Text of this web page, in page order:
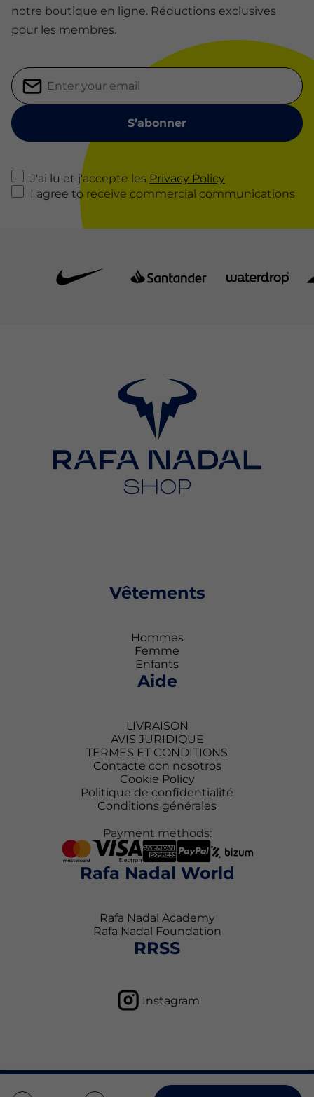
notre boutique en ligne. Réductions exclusives
pour les membres.
J'ai lu et j'accepte les Privacy Policy
I agree to receive commercial communications
Vêtements
Hommes
Femme
Enfants
Aide
LIVRAISON
AVIS JURIDIQUE
TERMES ET CONDITIONS
Contacte con nosotros
Cookie Policy
Politique de confidentialité
Conditions générales
Payment methods:
Rafa Nadal World
Rafa Nadal Academy
Rafa Nadal Foundation
RRSS
Instagram
Politique de confidentialité